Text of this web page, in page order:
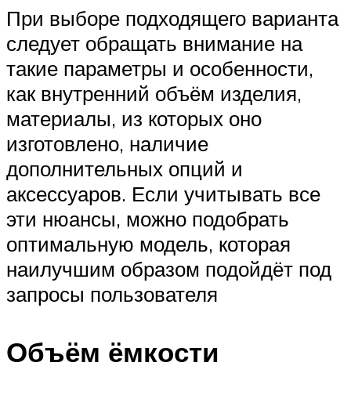
При выборе подходящего варианта
следует обращать внимание на
такие параметры и особенности,
как внутренний объём изделия,
материалы, из которых оно
изготовлено, наличие
дополнительных опций и
аксессуаров. Если учитывать все
эти нюансы, можно подобрать
оптимальную модель, которая
наилучшим образом подойдёт под
запросы пользователя
Объём ёмкости